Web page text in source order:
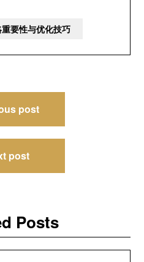
要性与优化技巧
post
post
Posts